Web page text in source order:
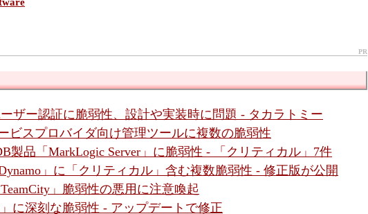
PR
ザー認証に脆弱性、設計や実装時に問題 - タカラトミー
ビスプロバイダ向け管理ツールに複数の脆弱性
製品「MarkLogic Server」に脆弱性 - 「クリティカル」7件
」に「クリティカル」含む複数脆弱性 - 修正版が公開
」脆弱性の悪用に注意喚起
」に深刻な脆弱性 - アップデートで修正